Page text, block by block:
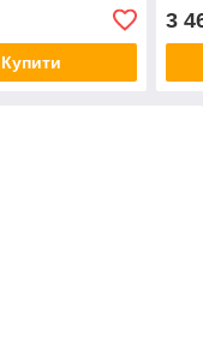
Купити
3